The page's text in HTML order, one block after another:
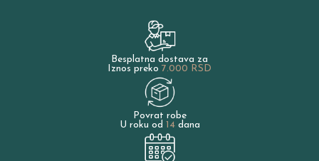
Besplatna dostava za
Iznos preko 7.000 RSD
Povrat robe
U roku od 14dana